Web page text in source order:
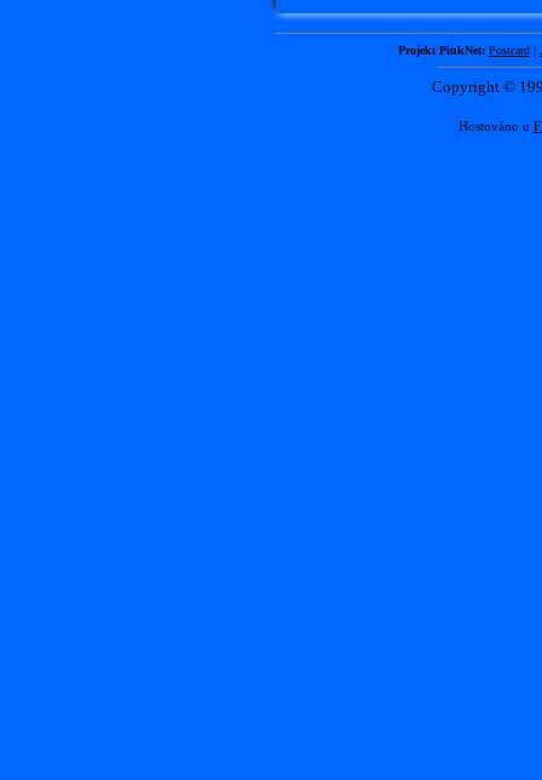
Projekt PinkNet: Postcard|
Copyright ©
Hostováno u